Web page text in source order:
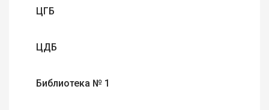
ЦГБ
ЦДБ
Библиотека № 1